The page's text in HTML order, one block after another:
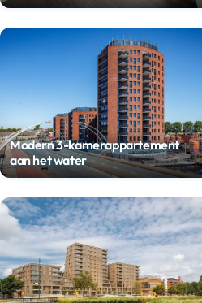
Modern 3-kamerappartement
aan het water